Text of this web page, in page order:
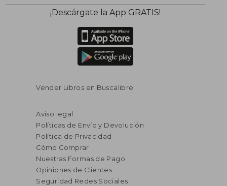
¡Descárgate la App GRATIS!
Vender Libros en Buscalibre
Aviso legal
Políticas de Envío y Devolución
Política de Privacidad
Cómo Comprar
Nuestras Formas de Pago
Opiniones de Clientes
Seguridad Redes Sociales